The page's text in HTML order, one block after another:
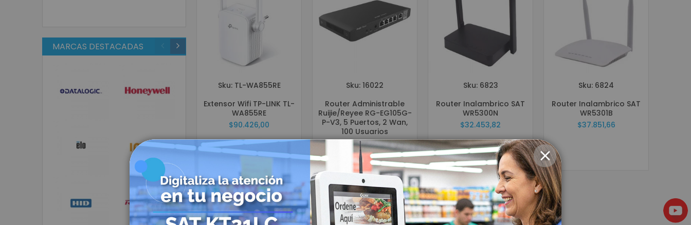
Grabadores Análogo - Penta hibrido HD
Grabadores IP - NVR
Grabadores Móviles
Circuito cerrado de televisión - Cámaras (CCTV)
Cámaras Análogas 4 en 1 HD
Cámaras IP
Cámaras PTZ
Cámaras Wifi
Accesorios para CCTV
WIFI
Domótica y Automatización
Protección de Energía
Inversores
UPS
Sku: TL-WA855RE
Extensor Wifi TP-LINK TL-
WA855RE
$90.426,00
Sku: 16022
Router Administrable
Ruijie/Reyee RG-EG105G-
P-V3, 5 Puertos, 2 Wan,
100 Usuarios
$330.667,68
Sku: 6823
Router Inalambrico SAT
WR5300N
$32.453,82
Sku: 6824
Router Inalambrico SAT
WR5301B
$37.851,66
MARCAS DESTACADAS
CERRAR